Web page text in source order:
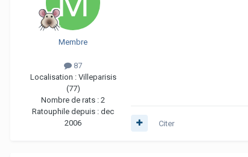
Membre
87
Localisation : Villeparisis
(77)
Nombre de rats : 2
Ratouphile depuis : dec
2006
Citer